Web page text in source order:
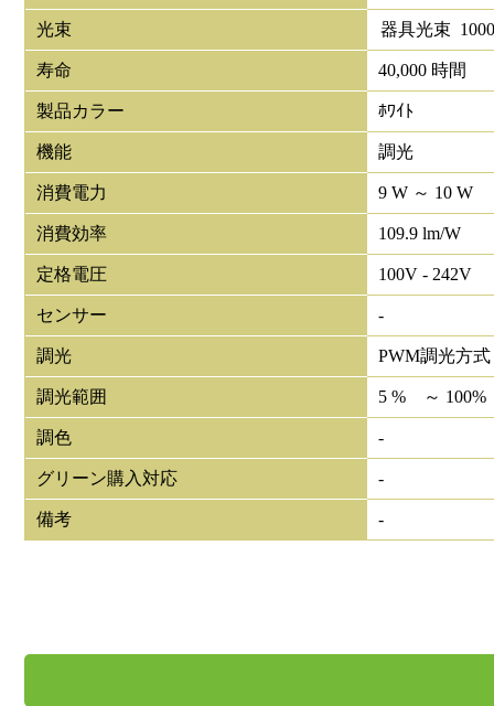
光束 器具光束
寿命 40,000 時間
製品カラー ﾎﾜｲﾄ
機能 調光
消費電力 9 W ～ 10 W
消費効率 109.9 lm/W
定格電圧 100V - 242V
センサー -
調光 PWM調光方式
調光範囲 5 % ～ 100%
調色 -
グリーン購入対応 -
備考 -